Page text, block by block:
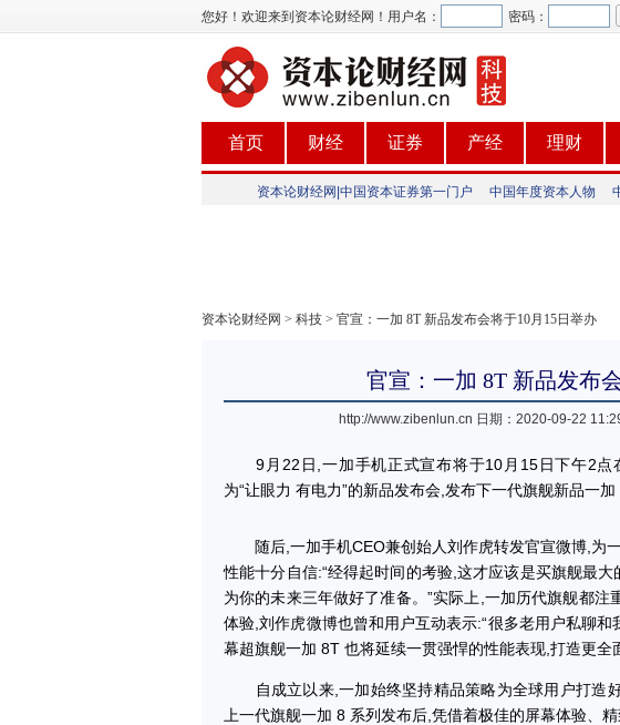
您好！欢迎来到资本论财经网！ 用户名： 密码：
首页 财经 证券 产经 理财
资本论财经网|中国资本证券第一门户 中国年度资本人物
资本论财经网 > 科技 > 官宣：一加 8T 新品发布会将于10月15日举办
官宣：一加 8T 新品发布
http://www.zibenlun.cn 日期：2020-09-22
9月22日,一加手机正式宣布将于10月15日下午2点
为“让眼力 有电力”的新品发布会,发布下一代旗舰新品一加
随后,一加手机CEO兼创始人刘作虎转发官宣微博,为
性能十分自信:“经得起时间的考验,这才应该是买旗舰最
为你的未来三年做好了准备。”实际上,一加历代旗舰都
体验,刘作虎微博也曾和用户互动表示:“很多老用户私聊
幕超旗舰一加 8T 也将延续一贯强悍的性能表现,打造更全
自成立以来,一加始终坚持精品策略为全球用户打造好
上一代旗舰一加 8 系列发布后,凭借着极佳的屏幕体验、